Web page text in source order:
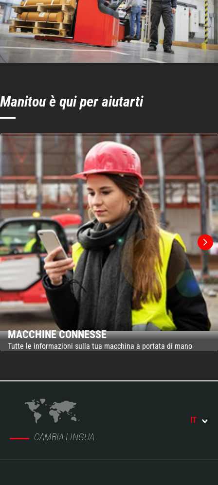
Manitou è qui per aiutarti
MACCHINE CONNESSE
Tutte le informazioni sulla tua macchina a portata di mano
CAMBIA LINGUA
IT